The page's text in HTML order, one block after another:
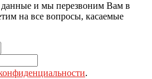
данные и мы перезвоним Вам в
на все вопросы, касаемые
.